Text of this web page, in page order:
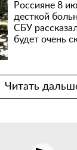
Россияне 8
десткой
СБУ
будет очень
Читать